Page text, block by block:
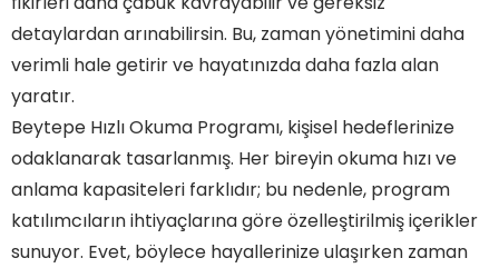
detaylardan arınabilirsin. Bu, zaman yönetimini daha
verimli hale getirir ve hayatınızda daha fazla alan
yaratır.
Beytepe Hızlı Okuma Programı, kişisel hedeflerinize
odaklanarak tasarlanmış. Her bireyin okuma hızı ve
anlama kapasiteleri farklıdır; bu nedenle, program
katılımcıların ihtiyaçlarına göre özelleştirilmiş içerikler
sunuyor. Evet, böylece hayallerinize ulaşırken zaman